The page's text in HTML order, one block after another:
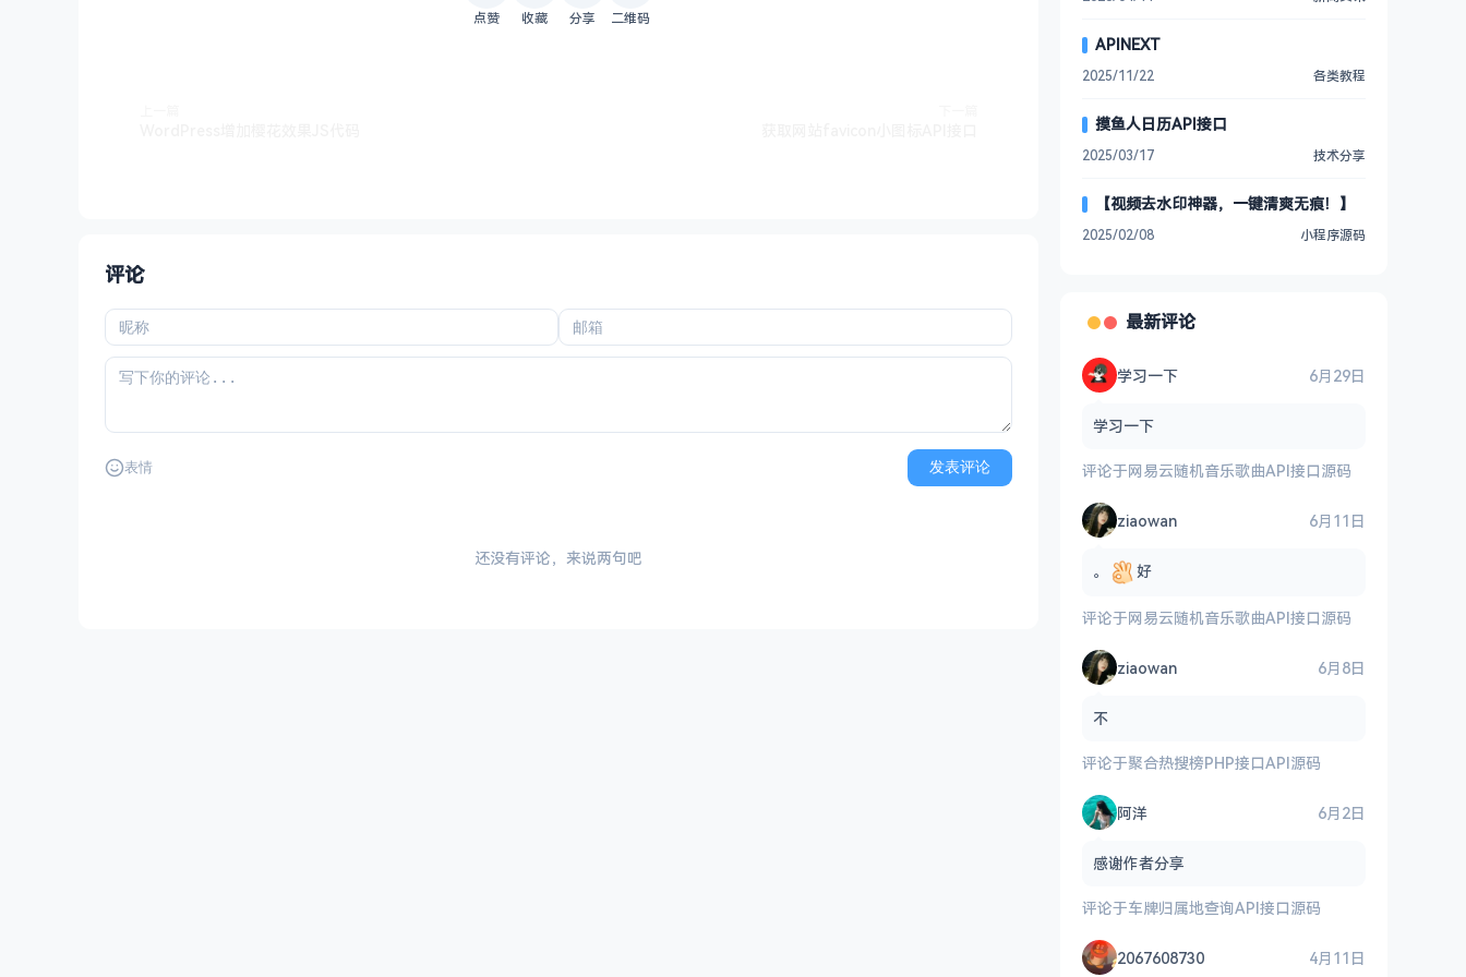
点赞 收藏 分享 二维码
评论
表情 发表评论
还没有评论，来说两句吧
APINEXT
2025/11/22 各类教程
摸鱼人日历API接口
2025/03/17 技术分享
【视频去水印神器，一键清爽无痕！】
2025/02/08 小程序源码
最新评论
学习一下 6月29日
学习一下
评论于网易云随机音乐歌曲API接口源码
ziaowan 6月11日
。 好
评论于网易云随机音乐歌曲API接口源码
ziaowan 6月8日
不
评论于聚合热搜榜PHP接口API源码
阿洋 6月2日
感谢作者分享
评论于车牌归属地查询API接口源码
2067608730 4月11日